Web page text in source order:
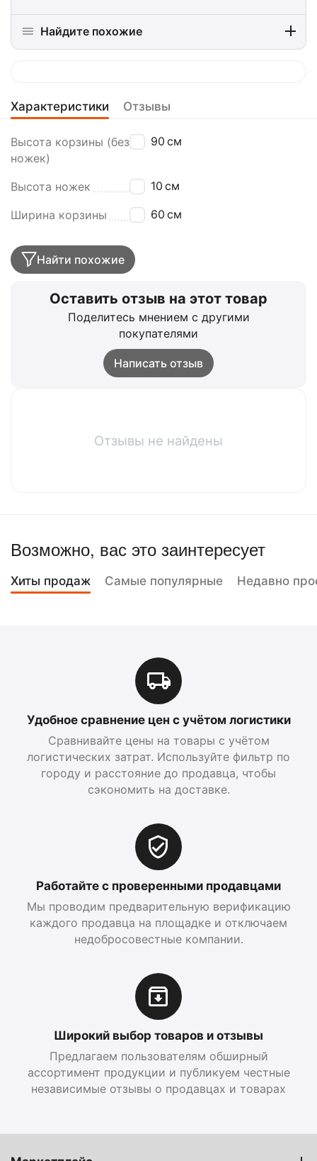
Найдите похожие
Характеристики Отзывы
Высота корзины (без
ножек)
90 см
Высота ножек 10 см
Ширина корзины 60 см
Найти похожие
Оставить отзыв на этот товар
Поделитесь мнением с другими
покупателями
Написать отзыв
Отзывы не найдены
Возможно, вас это заинтересует
Хиты продаж Самые популярные Недавно
Удобное сравнение цен с учётом логистики
Сравнивайте цены на товары с учётом
логистических затрат. Используйте фильтр по
городу и расстояние до продавца, чтобы
сэкономить на доставке.
Работайте с проверенными продавцами
Мы проводим предварительную верификацию
каждого продавца на площадке и отключаем
недобросовестные компании.
Широкий выбор товаров и отзывы
Предлагаем пользователям обширный
ассортимент продукции и публикуем честные
независимые отзывы о продавцах и товарах